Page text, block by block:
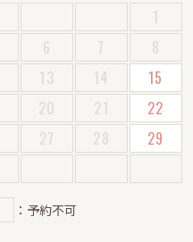
1
6 7
8
13 14
15
20 21
22
27 28
29
：予約不可